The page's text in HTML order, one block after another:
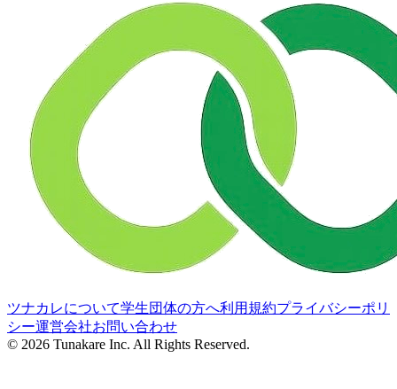
ツナカレについて学生団体の方へ利用規約プライバシーポリ
シー運営会社お問い合わせ
© 2026 Tunakare Inc. All Rights Reserved.